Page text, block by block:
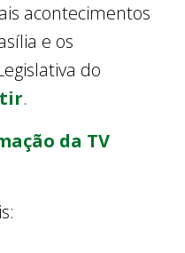
acontecimentos
e os
do
.
da TV